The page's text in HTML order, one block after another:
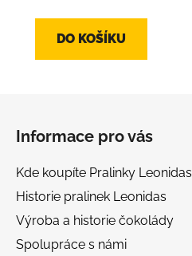
z
DO KOŠÍKU
Informace pro vás
Kde koupíte Pralinky Leonidas
Historie pralinek Leonidas
Výroba a historie čokolády
Spolupráce s námi